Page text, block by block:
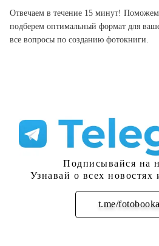
Отвечаем в течение 15 минут!
подберем оптимальный формат для
все вопросы по созданию фотокниги.
Подписывайся на
Узнавай о всех
t.me/Подписаться